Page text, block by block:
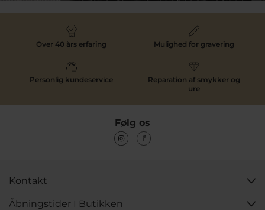
Over 40 års erfaring Mulighed for gravering
Personlig kundeservice
Reparation af smykker og
ure
Følg os
Kontakt
Åbningstider I Butikken